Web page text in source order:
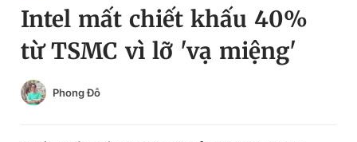
Chuyên mục
Chuyên mục khác
Đổi mật khẩu
Tin đã lưu
Tin đã xem
Intel mất chiết khấu 40%
từ TSMC vì lỡ 'vạ miệng'
Phong Đỗ